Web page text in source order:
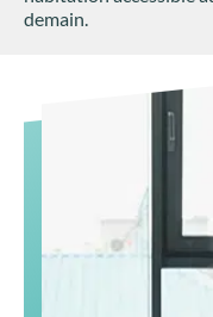
demain.